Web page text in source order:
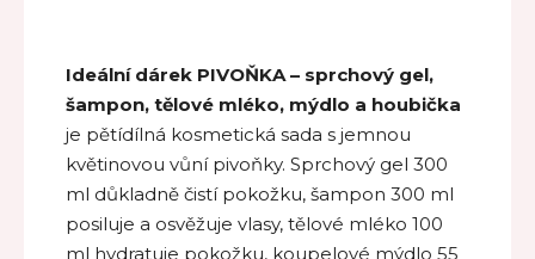
Ideální dárek PIVOŇKA – sprchový gel,
šampon, tělové mléko, mýdlo a houbička
je pětídílná kosmetická sada s jemnou
květinovou vůní pivoňky. Sprchový gel 300
ml důkladně čistí pokožku, šampon 300 ml
posiluje a osvěžuje vlasy, tělové mléko 100
ml hydratuje pokožku, koupelové mýdlo 55